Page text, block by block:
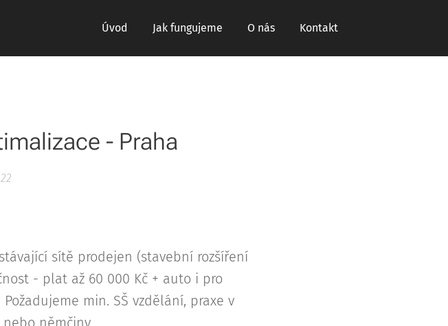
Úvod Jak fungujeme O nás Kontakt
- Praha
sítě prodejen (stavební rozšíření
- plat až 60 000 Kč + auto i pro
min. SŠ vzdělání, praxe v
němčiny.